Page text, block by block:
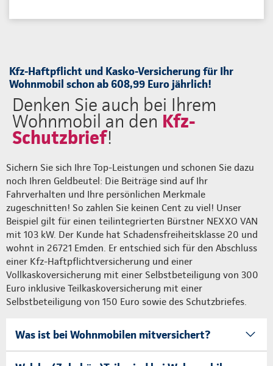
Kfz-Haftpflicht und Kasko-Versicherung für Ihr
Wohnmobil schon ab 608,99 Euro jährlich!
Denken Sie auch bei Ihrem
Wohnmobil an den Kfz-
Schutzbrief!
Sichern Sie sich Ihre Top-Leistungen und schonen Sie dazu
noch Ihren Geldbeutel: Die Beiträge sind auf Ihr
Fahrverhalten und Ihre persönlichen Merkmale
zugeschnitten! So zahlen Sie keinen Cent zu viel! Unser
Beispiel gilt für einen teilintegrierten Bürstner NEXXO VAN
mit 103 kW. Der Kunde hat Schadensfreiheitsklasse 20 und
wohnt in 26721 Emden. Er entschied sich für den Abschluss
einer Kfz-Haftpflichtversicherung und einer
Vollkaskoversicherung mit einer Selbstbeteiligung von 300
Euro inklusive Teilkaskoversicherung mit einer
Selbstbeteiligung von 150 Euro sowie des Schutzbriefes.
Was ist bei Wohnmobilen mitversichert?